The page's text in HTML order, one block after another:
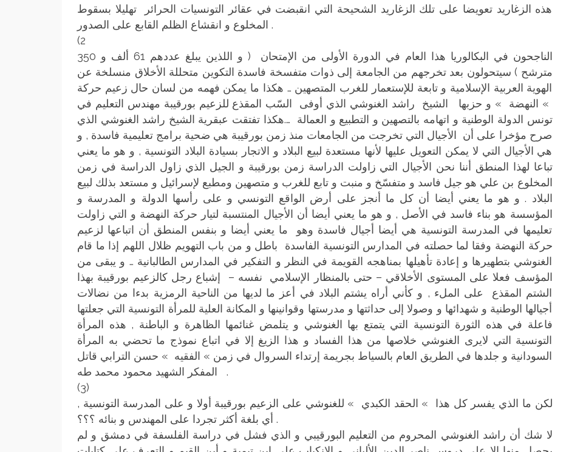
هذه الزغاريد تعويضا على تلك الزغاريد الشحيحة التي انقبضت في عقائر التونسيات الحرائر تهليلا بسقوط
المخلوع و انقشاع الظلم القابع على الصدور .
(2
الناجحون في البكالوريا هذا العام في الدورة الأولى من الإمتحان ( و اللذين يبلغ عددهم 61 ألف و 350
مترشح ) سيتحولون بعد تخرجهم من الجامعة إلى ذوات متفسخة فاسدة التكوين متحللة الأخلاق منسلخة عن
الهوية العربية الإسلامية و تابعة للإستعمار للغرب المتصهين … هكذا ما يمكن فهمه من لسان حال زعيم حركة
» النهضة » و حزبها الشيخ راشد الغنوشي الذي أوفى السّب المقذع للزعيم بورقيبة مهندس التعليم في
تونس الدولة الوطنية و اتهامه بالتصهين و التطبيع و العمالة ….هكذا تفتقت عبقرية الشيخ راشد الغنوشي الذي
صرح مؤخرا على أن الأجيال التي تخرجت من الجامعات منذ زمن بورقيبة هي ضحية برامج تعليمية فاسدة , و
هي الأجيال التي لا يمكن التعويل عليها لأنها مستعدة لبيع البلاد و الاتجار بسيادة البلاد التونسية , و هو ما يعني
تباعا لهذا المنطق أننا نحن الأجيال التي زاولت الدراسة زمن بورقيبة و الجيل الذي زاول الدراسة في زمن
المخلوع بن علي هو جيل فاسد و متفسّخ و منبت و تابع للغرب و متصهين ومطبع لإسرائيل و مستعد بذلك لبيع
البلاد . و هو ما يعني أيضا أن كل ما أنجز على أرض الواقع التونسي و على رأسها الدولة و المدرسة و
المؤسسة هو بناء فاسد في الأصل , و هو ما يعني أيضا أن الأجيال المنتسبة لتيار حركة النهضة و التي زاولت
تعليمها في المدرسة التونسية هي أيضا أجيال فاسدة وهو ما يعني أيضا و بنفس المنطق أن اتباعها لزعيم
حركة النهضة وفقا لما حصلته في المدارس التونسية الفاسدة باطل و من باب التهويم ظلال اللهم إذا ما قام
الغنوشي بتطهيرها و إعادة تأهيلها بمناهجه القويمة في النظر و التفكير في المدارس الطالبانية … و يبقى من
المؤسف فعلا على المستوى الأخلاقي – حتى بالمنظار الإسلامي نفسه – إشباع رجل كالزعيم بورقيبة بهذا
الشتم المقذع على الملء , و كأني أراه يشتم البلاد في أعز ما لديها من الناحية الرمزية بدءا من نضالات
أجيالها الوطنية و شهدائها و وصولا إلى حداثتها و مدرستها وقوانينها و المكانة العلية للمرأة التونسية التي جعلتها
فاعلة في هذه الثورة التونسية التي يتمتع بها الغنوشي و يتلمض غنائمها الظاهرة و الباطنة , هذه المرأة
التونسية التي لايرى الغنوشي خلاصها من هذا الفساد و هذا الزيغ إلا في اتباع نموذج ما تحضي به المرأة
السودانية و جلدها في الطريق العام بالسياط بجريمة إرتداء السروال في زمن » الفقيه » حسن الترابي قاتل
المفكر الشهيد محمود محمد طه .
(3)
لكن ما الذي يفسر كل هذا » الحقد الكبدي » للغنوشي على الزعيم بورقيبة أولا و على المدرسة التونسية ,
أي بلغة أكثر تجردا على المهندس و بنائه ؟؟؟ .
لا شك أن راشد الغنوشي المحروم من التعليم البورقيبي و الذي فشل في دراسة الفلسفة في دمشق و لم